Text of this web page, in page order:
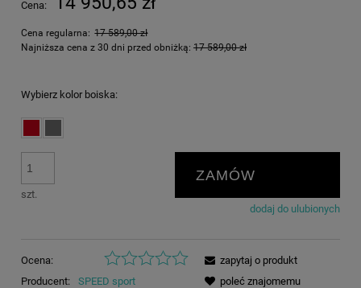
Cena:
Cena regularna: 17 589,00 zł
Najniższa cena z 30 dni przed obniżką: 17 589,00 zł
Wybierz kolor boiska:
szt.
ZAMÓW
dodaj do ulubionych
Ocena:
Producent:
SPEED sport
zapytaj o produkt
poleć znajomemu